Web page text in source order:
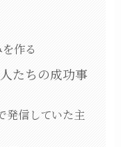
作る
たちの成功事
発信していた主